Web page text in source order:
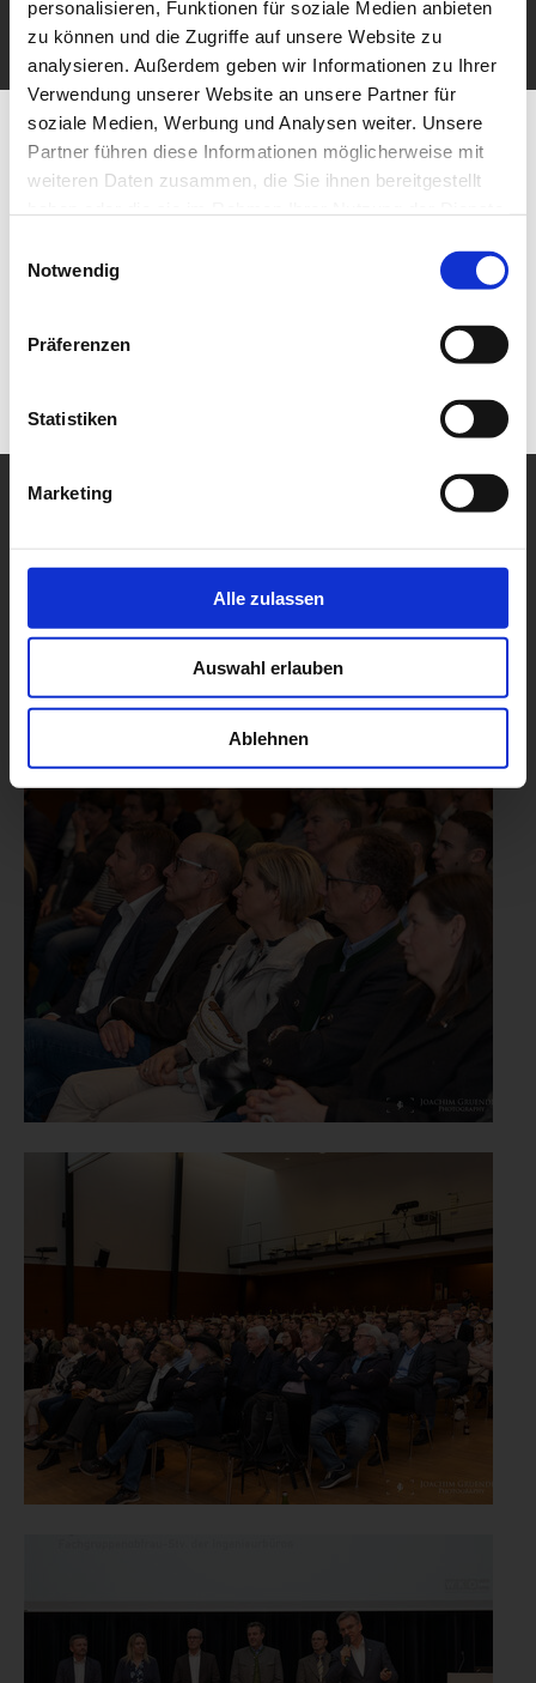
personalisieren, Funktionen für soziale Medien anbieten
zu können und die Zugriffe auf unsere Website zu
analysieren. Außerdem geben wir Informationen zu Ihrer
Verwendung unserer Website an unsere Partner für
soziale Medien, Werbung und Analysen weiter. Unsere
Partner führen diese Informationen möglicherweise mit
weiteren Daten zusammen, die Sie ihnen bereitgestellt
Notwendig
Präferenzen
Statistiken
Marketing
Alle zulassen
Auswahl erlauben
Ablehnen